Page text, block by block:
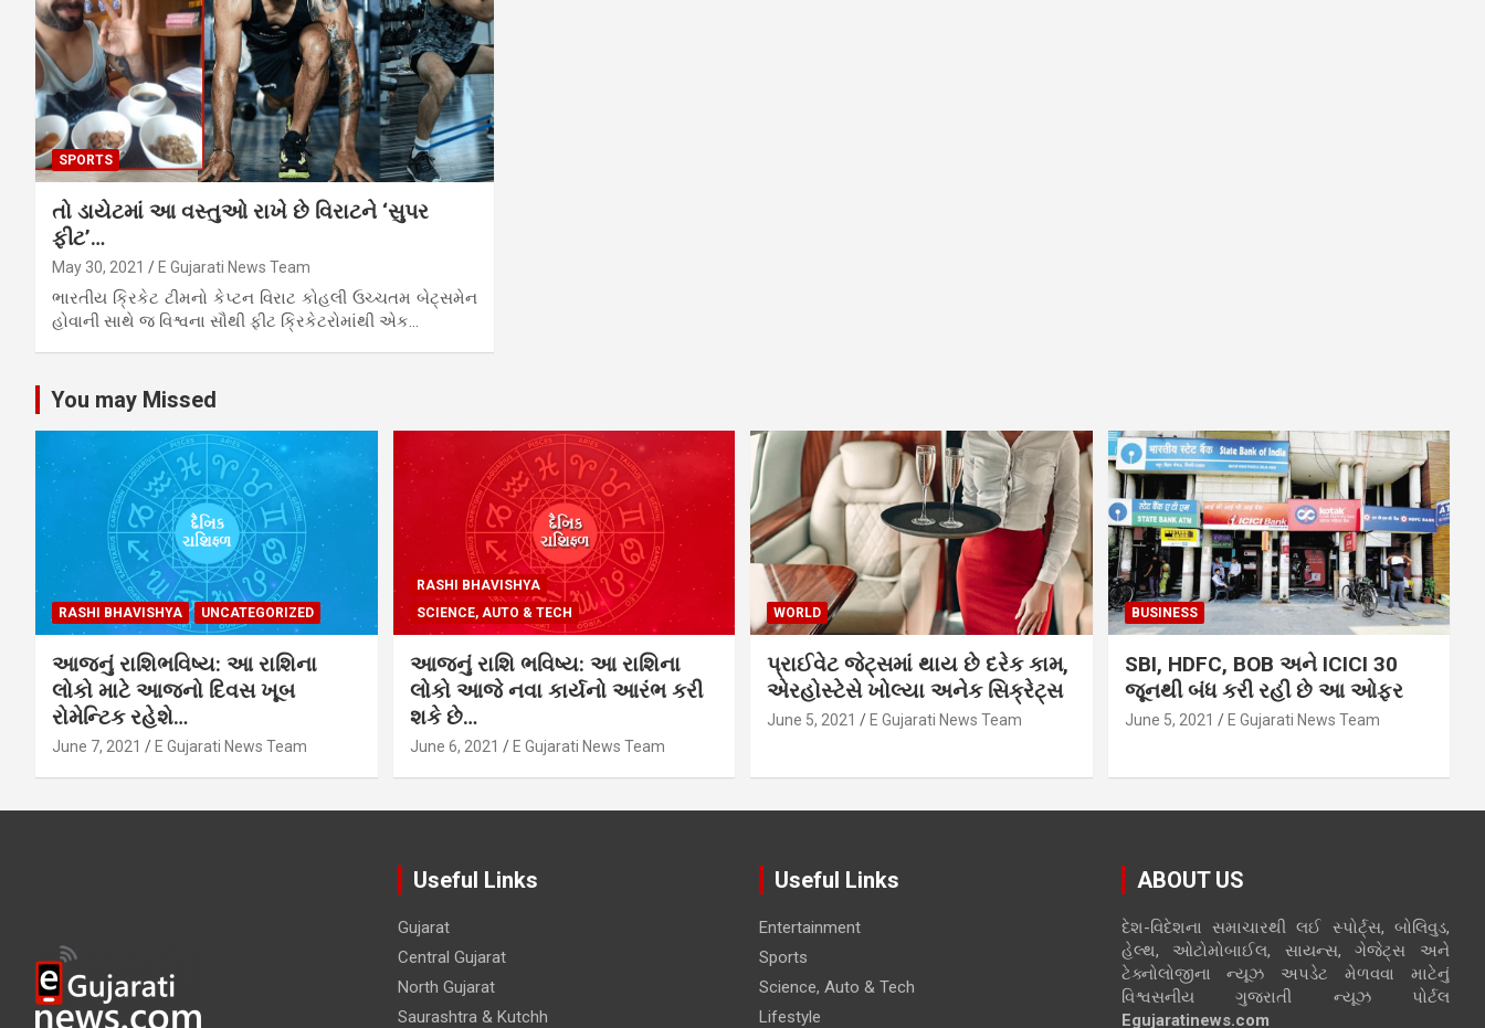
SPORTS
તો ડાયેટમાં આ વસ્તુઓ રાખે છે વિરાટને ‘સુપર
ફીટ’…
May 30, 2021 E Gujarati News Team
ભારતીય ક્રિકેટ ટીમનો કેપ્ટન વિરાટ કોહલી ઉચ્ચતમ બેટ્સમેન
હોવાની સાથે જ વિશ્વના સૌથી ફીટ ક્રિકેટરોમાંથી એક…
You may Missed
RASHI BHAVISHYA UNCATEGORIZED
આજનું રાશિભવિષ્ય: આ રાશિના
લોકો માટે આજનો દિવસ ખૂબ
રોમેન્ટિક રહેશે…
June 7, 2021 E Gujarati News Team
RASHI BHAVISHYA
SCIENCE, AUTO & TECH
આજનું રાશિ ભવિષ્ય: આ રાશિના
લોકો આજે નવા કાર્યનો આરંભ કરી
શકે છે…
June 6, 2021 E Gujarati News Team
WORLD
પ્રાઈવેટ જેટ્સમાં થાય છે દરેક કામ,
એરહોસ્ટેસે ખોલ્યા અનેક સિક્રેટ્સ
June 5, 2021 E Gujarati News Team
BUSINESS
SBI, HDFC, BOB અને ICICI 30
જૂનથી બંધ કરી રહી છે આ ઓફર
June 5, 2021 E Gujarati News Team
Useful Links
Gujarat
Central Gujarat
North Gujarat
Saurashtra & Kutchh
Useful Links
Entertainment
Sports
Science, Auto & Tech
Lifestyle
ABOUT US
દેશ-વિદેશના સમાચારથી લઈ સ્પોર્ટ્સ, બોલિવુડ,
હેલ્થ, ઓટોમોબાઈલ, સાયન્સ, ગેજેટ્સ અને
ટેક્નોલોજીના ન્યૂઝ અપડેટ મેળવવા માટેનું
વિશ્વસનીય ગુજરાતી ન્યૂઝ પોર્ટલ
Egujaratinews.com